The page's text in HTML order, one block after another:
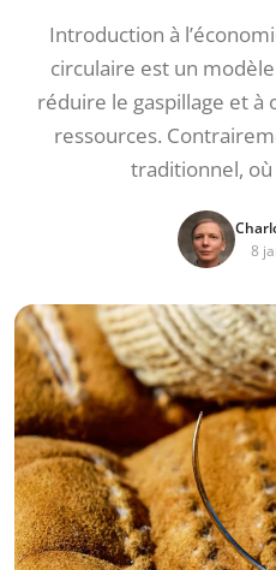
Introduction à
circulaire est un
réduire le gaspillage et à
ressources.
traditionnel,
8